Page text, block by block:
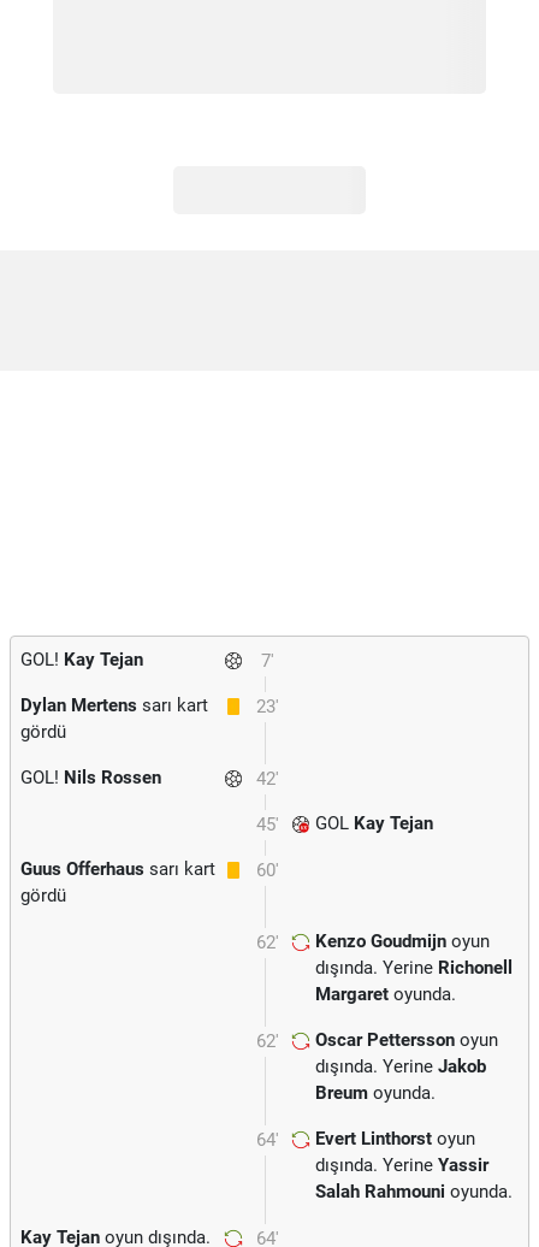
7'
GOL! Kay Tejan
23'
Dylan Mertens sarı kart
gördü
42'
GOL! Nils Rossen
45' GOL Kay Tejan
60'
Guus Offerhaus sarı kart
gördü
62' Kenzo Goudmijn oyun
dışında. Yerine Richonell
Margaret oyunda.
62' Oscar Pettersson oyun
dışında. Yerine Jakob
Breum oyunda.
64' Evert Linthorst oyun
dışında. Yerine Yassir
Salah Rahmouni oyunda.
64'
Kay Tejan oyun dışında.